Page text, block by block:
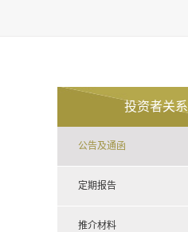
投资者关系
公告及通函
2021
2020
定期报告
推介材料